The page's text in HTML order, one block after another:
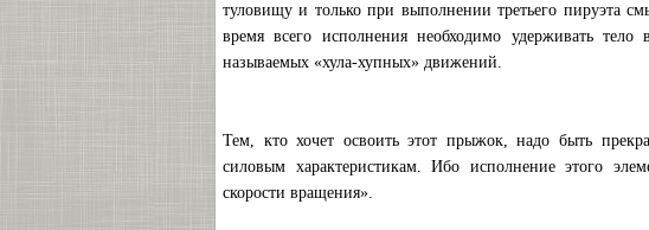
туловищу и только при выполнении третьего пируэта
время всего исполнения необходимо удерживать
называемых «хула-хупных» движений.
Тем, кто хочет освоить этот прыжок, надо быть
силовым характеристикам. Ибо исполнение этого
скорости вращения».